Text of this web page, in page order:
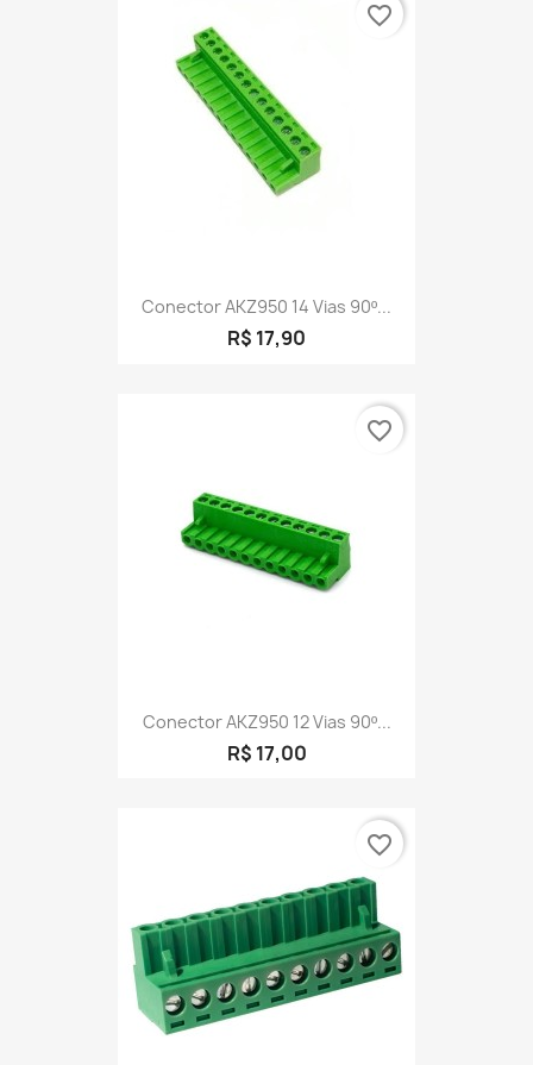
Conector AKZ950 14 Vias 90º...
R$ 17,90
favorite_border
Conector AKZ950 12 Vias 90º...
R$ 17,00
favorite_border
favorite_border